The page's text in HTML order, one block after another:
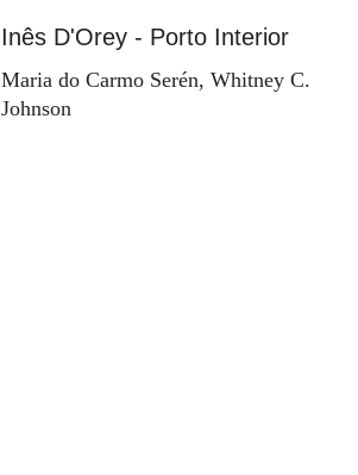
Inês D'Orey - Porto Interior
Maria do Carmo Serén, Whitney C.
Johnson